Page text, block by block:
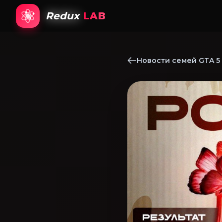
Redux LAB
Новости семей GTA 5